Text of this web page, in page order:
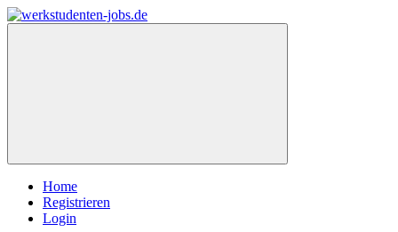
Home
Registrieren
Login